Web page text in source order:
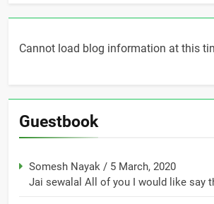
Cannot load blog information at this
Guestbook
Somesh Nayak / 5 March, 2020
Jai sewalal All of you I would like say